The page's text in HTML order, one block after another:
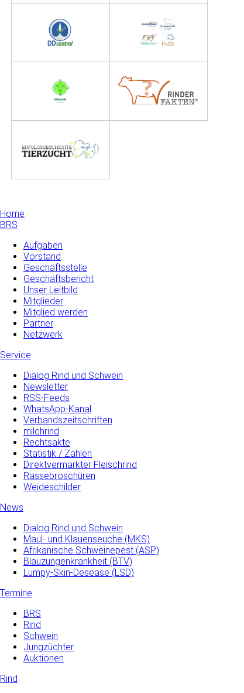
Home
BRS
Aufgaben
Vorstand
Geschäftsstelle
Geschäftsbericht
Unser Leitbild
Mitglieder
Mitglied werden
Partner
Netzwerk
Service
Dialog Rind und Schwein
Newsletter
RSS-Feeds
WhatsApp-Kanal
Verbandszeitschriften
milchrind
Rechtsakte
Statistik / Zahlen
Direktvermarkter Fleischrind
Rassebroschüren
Weideschilder
News
Dialog Rind und Schwein
Maul- und­ Klauenseuche­ (MKS)
Afrikanische Schweinepest (ASP)
Blauzungenkrankheit (BTV)
Lumpy-Skin-Desease (LSD)
Termine
BRS
Rind
Schwein
Jungzüchter
Auktionen
Rind